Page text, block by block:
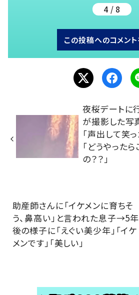
4 / 8
この投稿へのコメン
夜桜デートに
が撮影した写
「声出して笑
「どうやった
の？？」
助産師さんに「イケメンに育ちそ
う、鼻高い」と言われた息子→5年
後の様子に「えぐい美少年」「イケ
メンです」「美しい」